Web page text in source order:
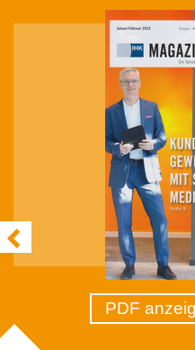
PDF